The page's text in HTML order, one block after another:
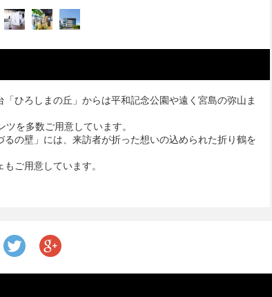
ひろしまの丘」からは平和記念公園や遠く宮島の弥山ま
を多数ご用意しています。
の壁」には、来訪者が折った想いの込められた折り鶴を
ご用意しています。